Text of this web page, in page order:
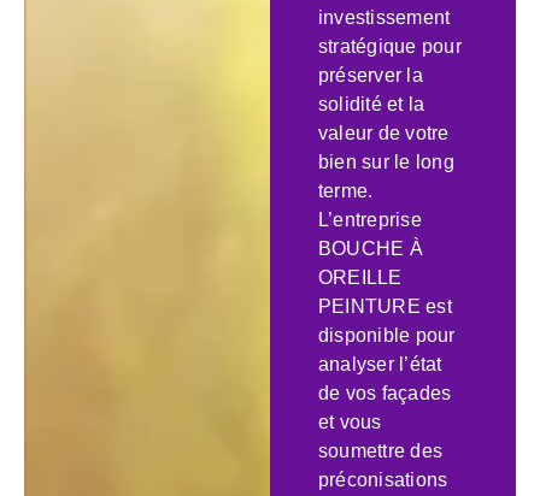
investissement
stratégique pour
préserver la
solidité et la
valeur de votre
bien sur le long
terme.
L’entreprise
BOUCHE À
OREILLE
PEINTURE est
disponible pour
analyser l’état
de vos façades
et vous
soumettre des
préconisations